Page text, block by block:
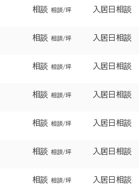
相談 相談/坪 入居日相談
相談 相談/坪 入居日相談
相談 相談/坪 入居日相談
相談 相談/坪 入居日相談
相談 相談/坪 入居日相談
相談 相談/坪 入居日相談
相談 相談/坪 入居日相談